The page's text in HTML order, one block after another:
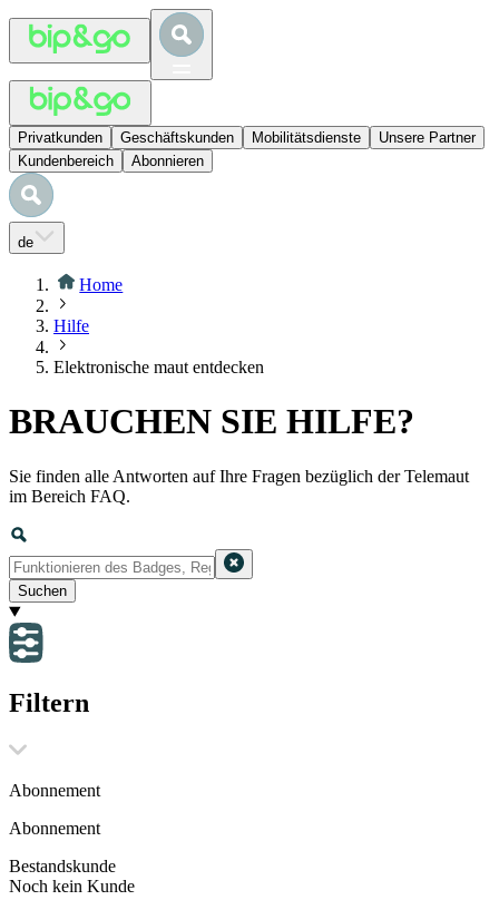
Privatkunden Geschäftskunden Mobilitätsdienste
Unsere Partner
Kundenbereich
Abonnieren
de
Home
Hilfe
Elektronische maut entdecken
BRAUCHEN SIE HILFE?
Sie finden alle Antworten auf Ihre Fragen bezüglich der Telemaut
im Bereich FAQ.
Suchen
Filtern
Abonnement
Abonnement
Bestandskunde
Noch kein Kunde